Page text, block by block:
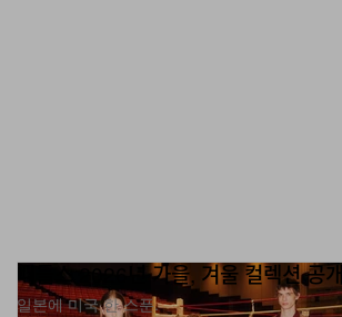
니들스 2026년 가을, 겨울 컬렉션 공개
일본에 미국 한 스푼.